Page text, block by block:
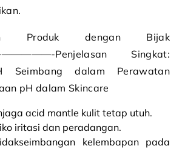
Produk dengan Bijak
Penjelasan Singkat:
Seimbang dalam Perawatan
pH dalam Skincare
acid mantle kulit tetap utuh.
iritasi dan peradangan.
kelembapan pada